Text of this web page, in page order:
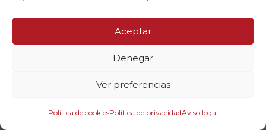
Aceptar
Denegar
Ver preferencias
Política de cookiesPolítica de privacidadAviso legal
detiene: una historia de
disrupción y resultados
MEMORIA Y BALANCE SOCIAL 2025